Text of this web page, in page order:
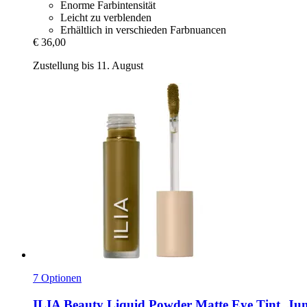
Enorme Farbintensität
Leicht zu verblenden
Erhältlich in verschieden Farbnuancen
€ 36,00
Zustellung bis 11. August
7 Optionen